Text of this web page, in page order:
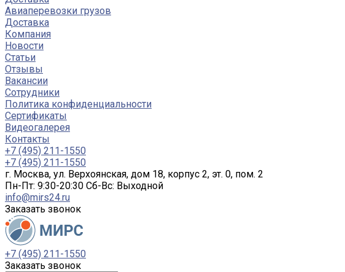
Авиаперевозки грузов
Доставка
Компания
Новости
Статьи
Отзывы
Вакансии
Сотрудники
Политика конфиденциальности
Сертификаты
Видеогалерея
Контакты
+7 (495) 211-1550
+7 (495) 211-1550
г. Москва, ул. Верхоянская, дом 18, корпус 2, эт. 0, пом. 2
Пн-Пт: 9:30-20:30 Cб-Вс: Выходной
info@mirs24.ru
Заказать звонок
+7 (495) 211-1550
Заказать звонок